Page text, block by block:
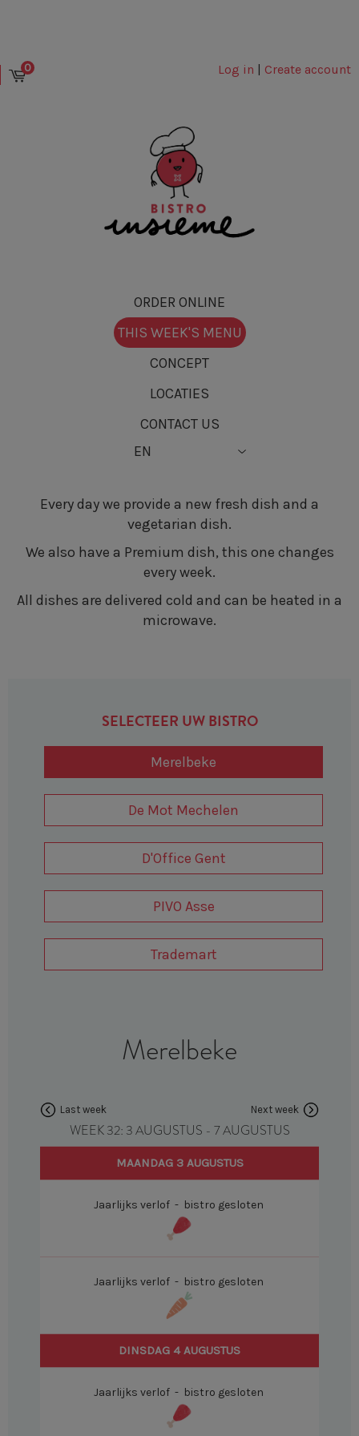
Log in | Create account
ORDER ONLINE
THIS WEEK'S MENU
CONCEPT
LOCATIES
CONTACT US
0
Every day we provide a new fresh dish and a
vegetarian dish.
We also have a Premium dish, this one changes
every week.
All dishes are delivered cold and can be heated in a
microwave.
SELECTEER UW BISTRO
Merelbeke
De Mot Mechelen
D'Office Gent
PIVO Asse
Trademart
Merelbeke
Last week Next week
WEEK 32: 3 AUGUSTUS - 7 AUGUSTUS
MAANDAG 3 AUGUSTUS
Jaarlijks verlof - bistro gesloten
Jaarlijks verlof - bistro gesloten
DINSDAG 4 AUGUSTUS
Jaarlijks verlof - bistro gesloten